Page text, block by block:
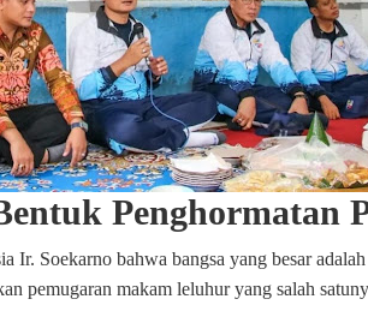
Penghormatan
Ir. Soekarno bahwa bangsa yang besar
pemugaran makam leluhur yang salah